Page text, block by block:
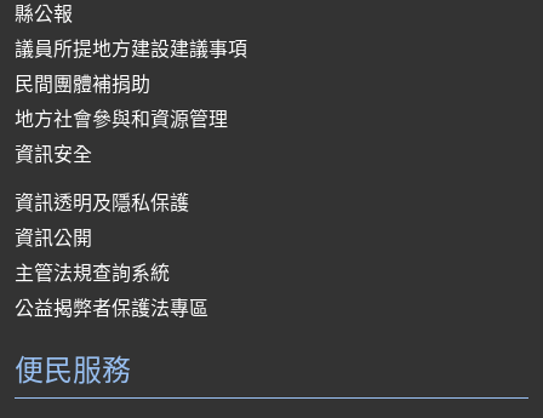
縣公報
議員所提地方建設建議事項
民間團體補捐助
地方社會參與和資源管理
資訊安全
資訊透明及隱私保護
資訊公開
主管法規查詢系統
公益揭弊者保護法專區
便民服務